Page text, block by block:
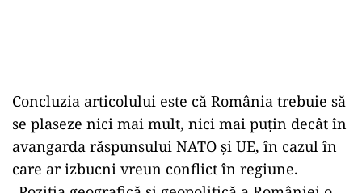
Concluzia articolului este că România trebuie să
se plaseze nici mai mult, nici mai puțin decât în
avangarda răspunsului NATO și UE, în cazul în
care ar izbucni vreun conflict în regiune.